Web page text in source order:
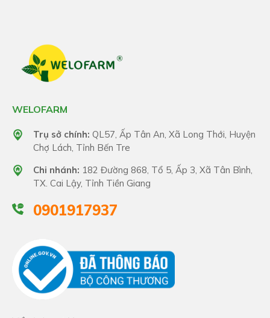
WELOFARM
Trụ sở chính: QL57, Ấp Tân An, Xã Long Thới, Huyện
Chợ Lách, Tỉnh Bến Tre
Chi nhánh: 182 Đường 868, Tổ 5, Ấp 3, Xã Tân Bình,
TX. Cai Lậy, Tỉnh Tiền Giang
0901917937